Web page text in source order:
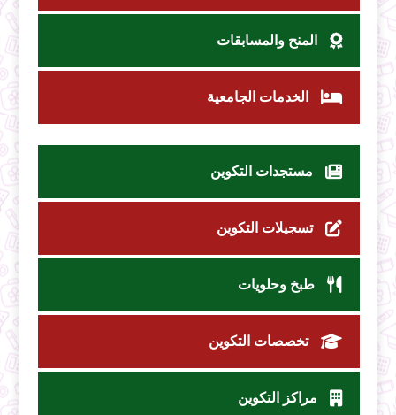
المنح والمسابقات
الخدمات الجامعية
مستجدات التكوين
تسجيلات التكوين
طبخ وحلويات
تخصصات التكوين
مراكز التكوين